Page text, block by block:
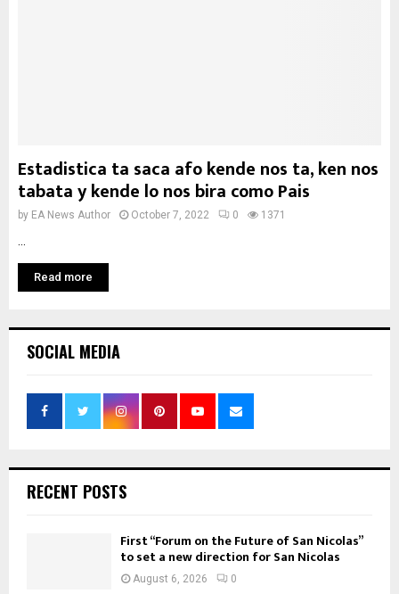
Estadistica ta saca afo kende nos ta, ken nos
tabata y kende lo nos bira como Pais
by EA News Author October 7, 2022 0 1371
Read more
SOCIAL MEDIA
RECENT POSTS
First “Forum on the Future of San Nicolas”
to set a new direction for San Nicolas
August 6, 2026 0